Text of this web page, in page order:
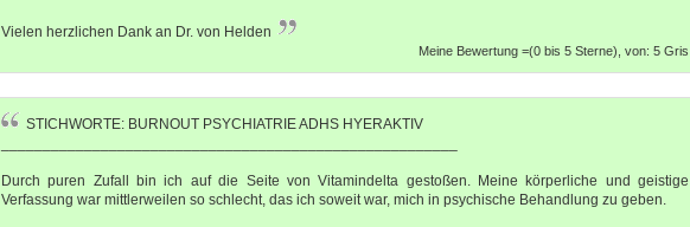
Vielen herzlichen Dank an Dr. von Helden
Meine Bewertung =(0 bis 5 Sterne), von: 5 Gris
STICHWORTE: BURNOUT PSYCHIATRIE ADHS HYERAKTIV
Durch puren Zufall bin ich auf die Seite von Vitamindelta gestoßen. Meine körperliche und geistige
Verfassung war mittlerweilen so schlecht, das ich soweit war, mich in psychische Behandlung zu geben.